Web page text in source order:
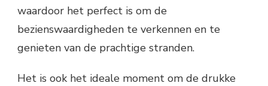
waardoor het perfect is om de
bezienswaardigheden te verkennen en te
genieten van de prachtige stranden.
Het is ook het ideale moment om de drukke